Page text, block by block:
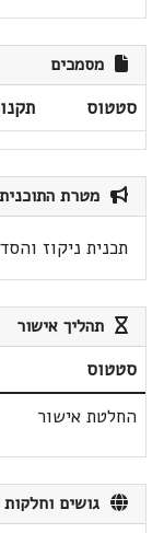
מסמכים
סטטוס
מטרת התוכנית
תכנית ניקוז
תהליך אישור
סטטוס
החלטת אישור
גושים וחלקות